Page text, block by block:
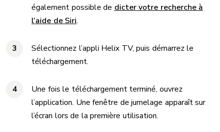
également possible de dicter votre recherche à
l’aide de Siri.
Sélectionnez l’appli Helix TV, puis démarrez le
téléchargement.
Une fois le téléchargement terminé, ouvrez
l’application. Une fenêtre de jumelage apparaît sur
l’écran lors de la première utilisation.